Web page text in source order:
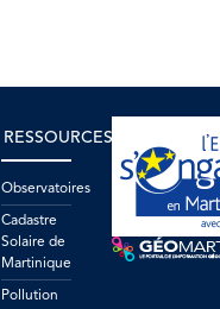
RESSOURCES
Observatoires
Cadastre
Solaire de
Martinique
Pollution